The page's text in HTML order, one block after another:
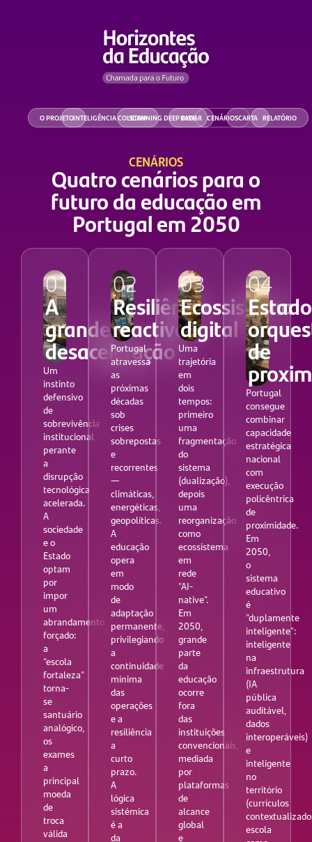
O PROJETOINTELIGÊNCIA COLETIVASCANNING DEEP DIVE
RADAR CENÁRIOSCARTA RELATÓRIO
CENÁRIOS
Quatro cenários para o
futuro da educação em
Portugal em 2050
01
A
grande
desaceleração
Um
instinto
defensivo
de
sobrevivência
institucional
perante
a
disrupção
tecnológica
acelerada.
A
sociedade
e o
Estado
optam
por
impor
um
abrandamento
forçado:
a
"escola
fortaleza"
torna-
se
santuário
analógico,
os
exames
a
principal
moeda
de
troca
válida
02
Resiliência
reactiva
Portugal
atravessa
as
próximas
décadas
sob
crises
sobrepostas
e
recorrentes
—
climáticas,
energéticas,
geopolíticas.
A
educação
opera
em
modo
de
adaptação
permanente,
privilegiando
a
continuidade
mínima
das
operações
e a
resiliência
a
curto
prazo.
A
lógica
sistémica
é a
da
03
Ecossistema
digital
Uma
trajetória
em
dois
tempos:
primeiro
uma
fragmentação
do
sistema
(dualização),
depois
uma
reorganização
como
ecossistema
em
rede
"AI-
native".
Em
2050,
grande
parte
da
educação
ocorre
fora
das
instituições
convencionais,
mediada
por
plataformas
de
alcance
global
e
04
Estado
de
Portugal
consegue
combinar
capacidade
estratégica
nacional
com
execução
policêntrica
de
proximidade.
Em
2050,
o
sistema
educativo
é
"duplamente
inteligente":
inteligente
na
infraestrutura
(IA
pública
auditável,
dados
interoperáveis)
e
inteligente
no
território
(currículos
escola